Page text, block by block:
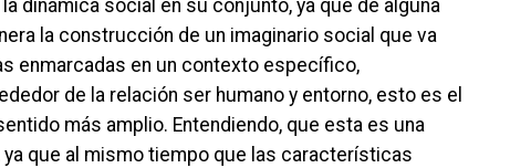
dinámica social en su conjunto, ya que de alguna
la construcción de un imaginario social que va
enmarcadas en un contexto específico,
de la relación ser humano y entorno, esto es el
más amplio. Entendiendo, que esta es una
que al mismo tiempo que las características